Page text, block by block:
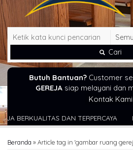
Cari
Butuh Bantuan?Customer
GEREJAsiap melayani dan
Kontak Kami
DAN TERPERCAYA IG :
Beranda »Article tag in 'gambar ruang